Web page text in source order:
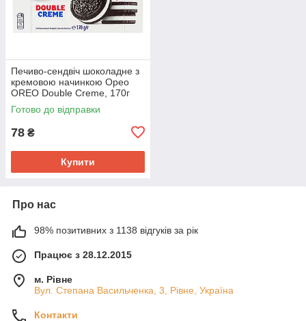
Печиво-сендвіч шоколадне з
кремовою начинкою Орео
OREO Double Creme, 170г
Готово до відправки
78 ₴
Купити
Про нас
98% позитивних з 1138 відгуків за рік
Працює з 28.12.2015
м. Рівне
Вул. Степана Васильченка, 3, Рівне, Україна
Контакти